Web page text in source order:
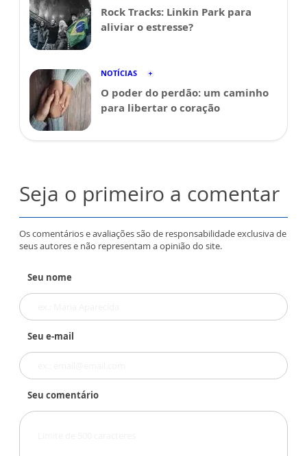
Rock Tracks: Linkin Park para
aliviar o estresse?
NOTÍCIAS
O poder do perdão: um caminho
para libertar o coração
Seja o primeiro a comentar
Os comentários e avaliações são de responsabilidade exclusiva de
seus autores e não representam a opinião do site.
Seu nome
Seu e-mail
Seu comentário